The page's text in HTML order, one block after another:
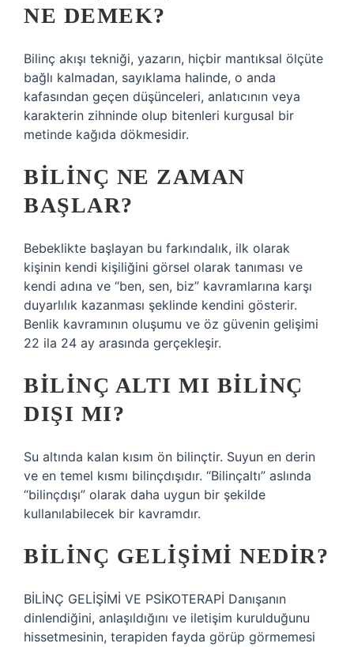
NE DEMEK?
Bilinç akışı tekniği, yazarın, hiçbir mantıksal ölçüte
bağlı kalmadan, sayıklama halinde, o anda
kafasından geçen düşünceleri, anlatıcının veya
karakterin zihninde olup bitenleri kurgusal bir
metinde kağıda dökmesidir.
BILINÇ NE ZAMAN
BAŞLAR?
Bebeklikte başlayan bu farkındalık, ilk olarak
kişinin kendi kişiliğini görsel olarak tanıması ve
kendi adına ve “ben, sen, biz” kavramlarına karşı
duyarlılık kazanması şeklinde kendini gösterir.
Benlik kavramının oluşumu ve öz güvenin gelişimi
22 ila 24 ay arasında gerçekleşir.
BILINÇ ALTI MI BILINÇ
DIŞI MI?
Su altında kalan kısım ön bilinçtir. Suyun en derin
ve en temel kısmı bilinçdışıdır. “Bilinçaltı” aslında
“bilinçdışı” olarak daha uygun bir şekilde
kullanılabilecek bir kavramdır.
BILINÇ GELIŞIMI NEDIR?
BİLİNÇ GELİŞİMİ VE PSİKOTERAPİ Danışanın
dinlendiğini, anlaşıldığını ve iletişim kurulduğunu
hissetmesinin, terapiden fayda görüp görmemesi